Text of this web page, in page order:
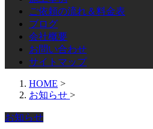
ご依頼の流れ＆料金表
ブログ
会社概要
お問い合わせ
サイトマップ
HOME >
お知らせ >
お知らせ